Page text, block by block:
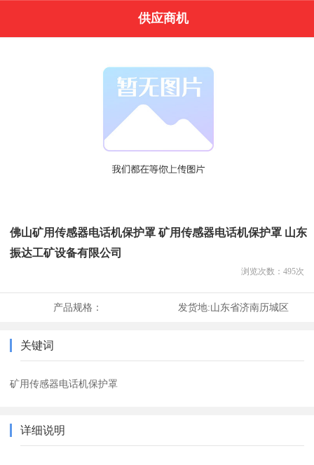
供应商机
佛山矿用传感器电话机保护罩 矿用传感器电话机保护罩 山东
振达工矿设备有限公司
浏览次数： 495次
产品规格： 发货地:山东省济南历城区
关键词
矿用传感器电话机保护罩
详细说明